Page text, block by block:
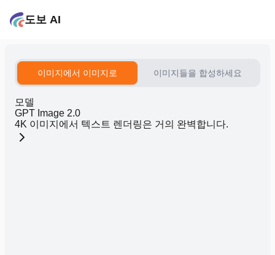
도보 AI
이미지에서 이미지로 이미지들을 합성하세요
모델
GPT Image 2.0
4K 이미지에서 텍스트 렌더링은 거의 완벽합니다.